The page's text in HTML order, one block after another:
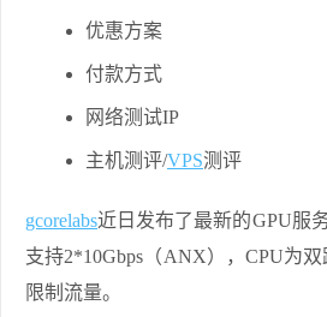
优惠方案
付款方式
网络测试IP
主机测评/VPS测评
gcorelabs近日发布了最新的GPU服
支持2*10Gbps（ANX），CPU为双
限制流量。